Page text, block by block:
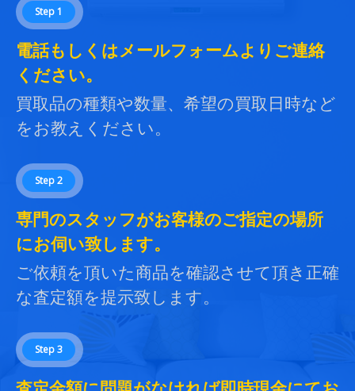
Step 1
電話もしくはメールフォームよりご連絡
ください。
買取品の種類や数量、希望の買取日時など
をお教えください。
Step 2
専門のスタッフがお客様のご指定の場所
にお伺い致します。
ご依頼を頂いた商品を確認させて頂き正確
な査定額を提示致します。
Step 3